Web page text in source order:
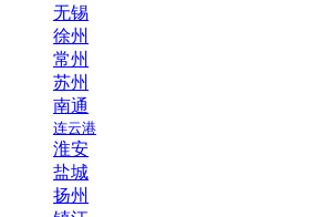
无锡
徐州
常州
苏州
南通
连云港
淮安
盐城
扬州